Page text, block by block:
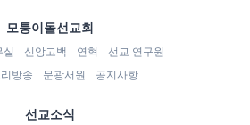
모퉁이돌선교회
실 신앙고백 연혁
선교 연구원
방송
문광서원 공지사항
선교소식